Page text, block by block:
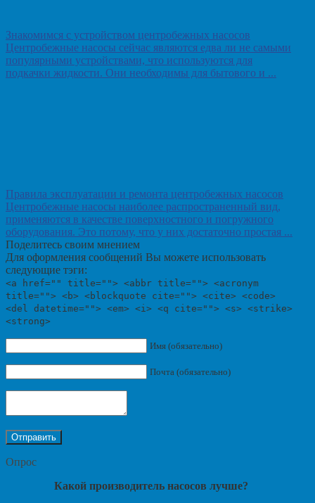
Знакомимся с устройством центробежных насосов
Центробежные насосы сейчас являются едва ли не самыми
популярными устройствами, что используются для
подкачки жидкости. Они необходимы для бытового и ...
Правила эксплуатации и ремонта центробежных насосов
Центробежные насосы наиболее распространенный вид,
применяются в качестве поверхностного и погружного
оборудования. Это потому, что у них достаточно простая ...
Поделитесь своим мнением
Для оформления сообщений Вы можете использовать
следующие тэги:
<a href="" title=""> <abbr title=""> <acronym
title=""> <b> <blockquote cite=""> <cite> <code>
<del datetime=""> <em> <i> <q cite=""> <s> <strike>
<strong>
Имя (обязательно)
Почта (обязательно)
Опрос
Какой производитель насосов лучше?